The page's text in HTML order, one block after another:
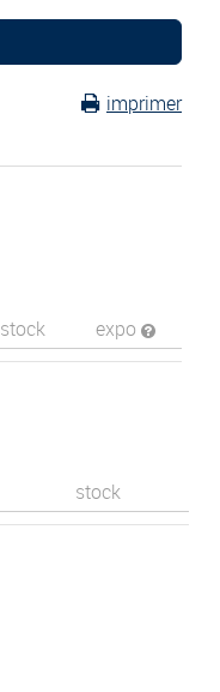
imprimer
stock expo
stock